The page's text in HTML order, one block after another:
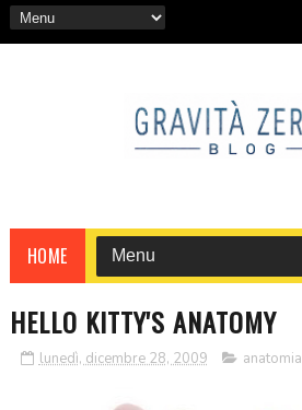
HOME
HELLO KITTY'S ANATOMY
lunedì, dicembre 28, 2009 anatomia